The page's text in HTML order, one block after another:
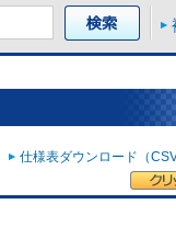
仕様表ダウンロード（